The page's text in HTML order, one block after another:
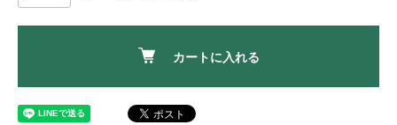
カートに入れる